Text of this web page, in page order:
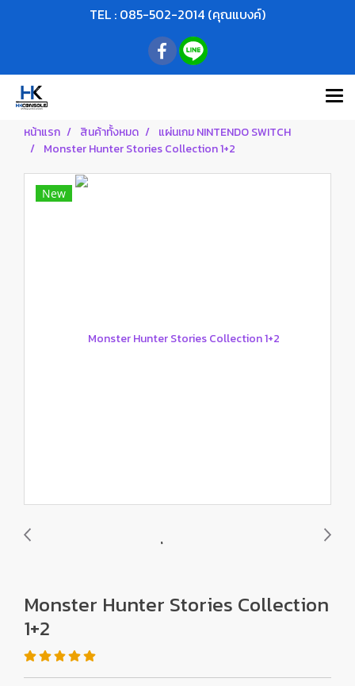
TEL : 085-502-2014 (คุณแบงค์)
หน้าแรก สินค้าทั้งหมด
แผ่นเกม NINTENDO SWITCH
Monster Hunter Stories Collection 1+2
New
Monster Hunter Stories Collection
1+2